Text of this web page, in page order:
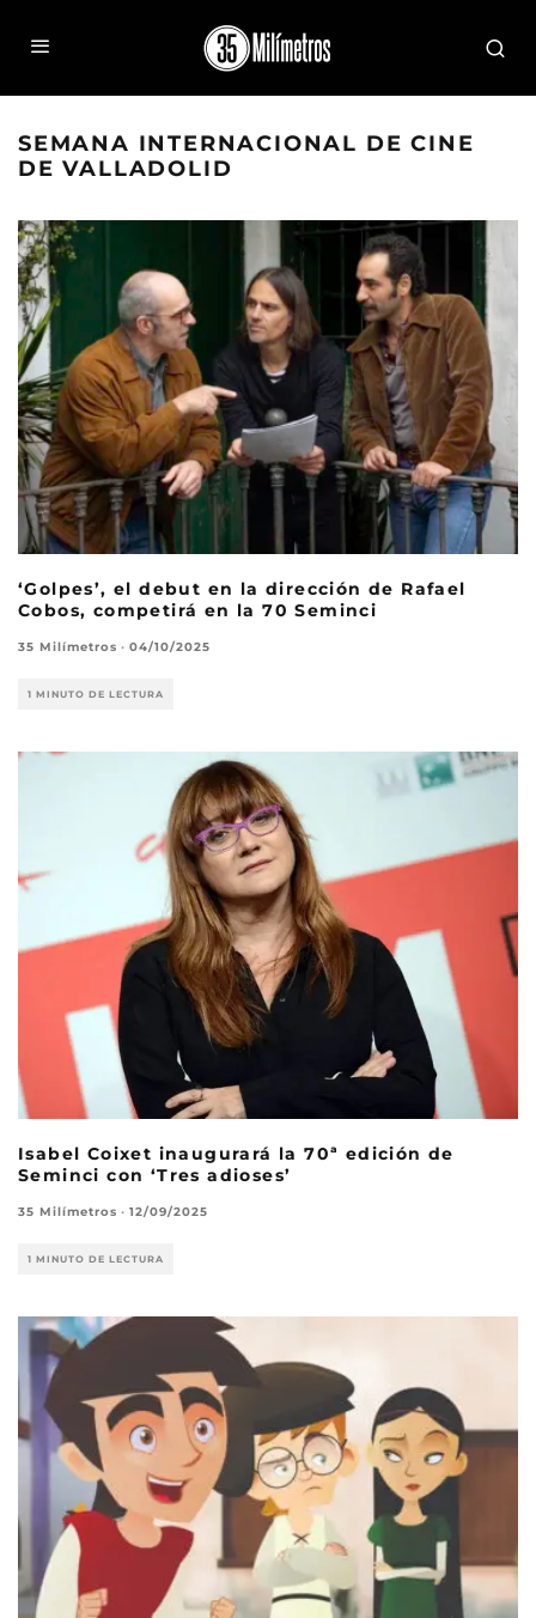
SEMANA INTERNACIONAL DE CINE
DE VALLADOLID
‘Golpes’, el debut en la dirección de Rafael
Cobos, competirá en la 70 Seminci
35 Milímetros · 04/10/2025
1 MINUTO DE LECTURA
Isabel Coixet inaugurará la 70ª edición de
Seminci con ‘Tres adioses’
35 Milímetros · 12/09/2025
1 MINUTO DE LECTURA